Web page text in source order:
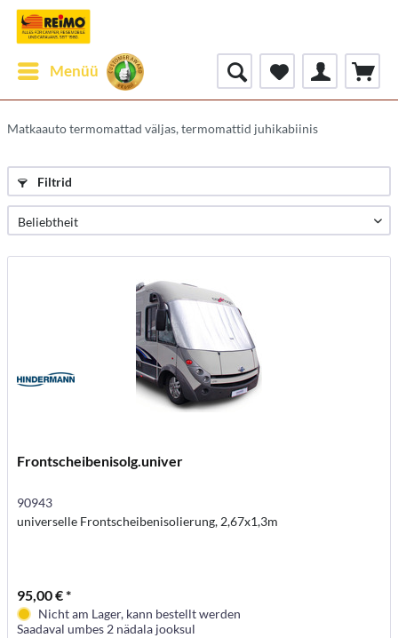
Menüü
Matkaauto termomattad väljas, termomattid juhikabiinis
Filtrid
Frontscheibenisolg.univer
90943
universelle Frontscheibenisolierung, 2,67x1,3m
95,00 € *
Nicht am Lager, kann bestellt werden
Saadaval umbes 2 nädala jooksul